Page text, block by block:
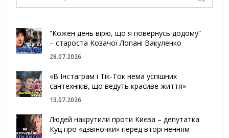
“Кожен день вірю, що я повернусь додому”
– староста Козачої Лопані Вакуленко
28.07.2026
«В Інстаграм і Тік-Ток нема успішних
сантехніків, що ведуть красиве життя»
13.07.2026
Людей накрутили проти Києва – депутатка
Куц про «дзвіночки» перед вторгненням